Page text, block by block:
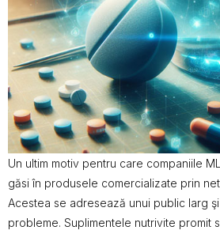
Un ultim motiv pentru care companiile
găsi în produsele comercializate prin
Acestea se adresează unui public larg
probleme. Suplimentele nutrivite promit